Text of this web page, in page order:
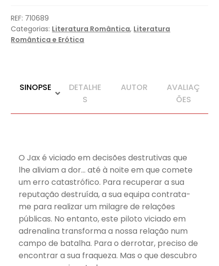
Ruína
REF: 710689
Categorias: Literatura Romântica, Literatura
Romântica e Erótica
SINOPSE
DETALHE
S
AUTOR
AVALIAÇ
ÕES
O Jax é viciado em decisões destrutivas que
lhe aliviam a dor… até à noite em que comete
um erro catastrófico. Para recuperar a sua
reputação destruída, a sua equipa contrata-
me para realizar um milagre de relações
públicas. No entanto, este piloto viciado em
adrenalina transforma a nossa relação num
campo de batalha. Para o derrotar, preciso de
encontrar a sua fraqueza. Mas o que descubro